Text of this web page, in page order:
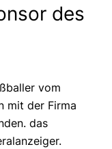
des
vom
mit der Firma
das